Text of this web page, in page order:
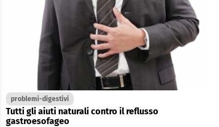
problemi-digestivi
Tutti gli aiuti naturali contro il reflusso
gastroesofageo